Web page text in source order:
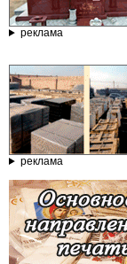
реклама
реклама